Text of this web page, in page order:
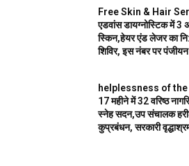
Free Skin & Hair
एडवांस डायग्नोस्टिक में 3
स्किन,हेयर एंड लेजर का
शिविर, इस नंबर पर
helplessness of
17 महीने में 32 वरिष्ठ
स्नेह सदन,उप संचालक
कुप्रबंधन, सरकारी